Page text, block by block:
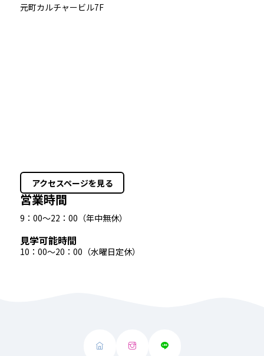
元町カルチャービル7F
アクセスページを見る
営業時間
9：00〜22：00（年中無休）
見学可能時間
10：00〜20：00（水曜日定休）